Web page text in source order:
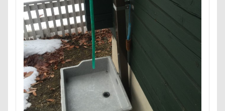
レイクウッズガーデンひめはるの里
レイちゃん
ルークくん
ルビーちゃん
ルビーくん
ルビー
ルナちゃん ルナくん
レオくん
ルイくん リーフくん
リード
リース
リリィーちゃん
リュウくん
リビング
リディちゃん
レインドッグス
レオナルドくん